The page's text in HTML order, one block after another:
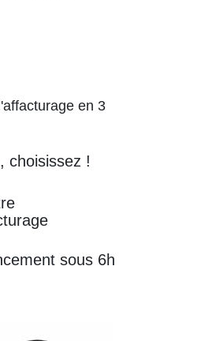
en 3
choisissez !
sous 6h